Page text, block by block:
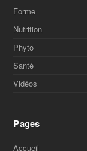
Forme
Nutrition
Phyto
Santé
Vidéos
Pages
Accueil